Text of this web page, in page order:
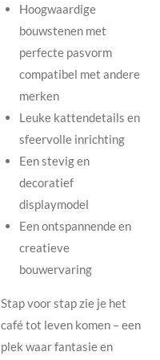
Hoogwaardige
bouwstenen met
perfecte pasvorm
compatibel met andere
merken
Leuke kattendetails en
sfeervolle inrichting
Een stevig en
decoratief
displaymodel
Een ontspannende en
creatieve
bouwervaring
Stap voor stap zie je het
café tot leven komen – een
plek waar fantasie en